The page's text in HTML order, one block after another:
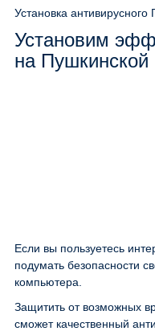
Установка антивирусного
Установим
на Пушкинской
Если вы пользуетесь
подумать безопасности
компьютера.
Защитить от возможных
сможет качественный